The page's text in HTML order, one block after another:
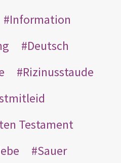
Information
Deutsch
Rizinusstaude
Testament
Sauer